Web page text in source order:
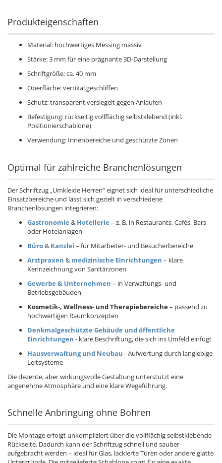
Produkteigenschaften
Material: hochwertiges Messing massiv
Stärke: 3 mm für eine prägnante 3D-Darstellung
Schriftgröße: ca. 40 mm
Oberfläche: vertikal geschliffen
Schutz: transparent versiegelt gegen Anlaufen
Befestigung: rückseitig vollflächig selbstklebend (inkl.
Positionierschablone)
Verwendung: Innenbereiche und geschützte Zonen
Optimal für zahlreiche Branchenlösungen
Der Schriftzug „Umkleide Herren“ eignet sich ideal für unterschiedliche
Einsatzbereiche und lässt sich gezielt in verschiedene
Branchenlösungen integrieren:
Gastronomie & Hotellerie – z. B. in Restaurants, Cafés, Bars
oder Hotelanlagen
Büro& Kanzlei – für Mitarbeiter- und Besucherbereiche
Arztpraxen & medizinische Einrichtungen – klare
Kennzeichnung von Sanitärzonen
Gewerbe & Unternehmen – in Verwaltungs- und
Betriebsgebäuden
Kosmetik-, Wellness- und Therapiebereiche– passend zu
hochwertigen Raumkonzepten
Denkmalgeschützte Gebäude und öffentliche
Einrichtungen - klare Beschriftung, die sich ins Umfeld einfügt
Hausverwaltung und Neubau - Aufwertung durch langlebige
Leitsysteme
Die dezente, aber wirkungsvolle Gestaltung unterstützt eine
angenehme Atmosphäre und eine klare Wegeführung.
Schnelle Anbringung ohne Bohren
Die Montage erfolgt unkompliziert über die vollflächig selbstklebende
Rückseite. Dadurch kann der Schriftzug schnell und sauber
aufgebracht werden – ideal für Glas, lackierte Türen oder andere glatte